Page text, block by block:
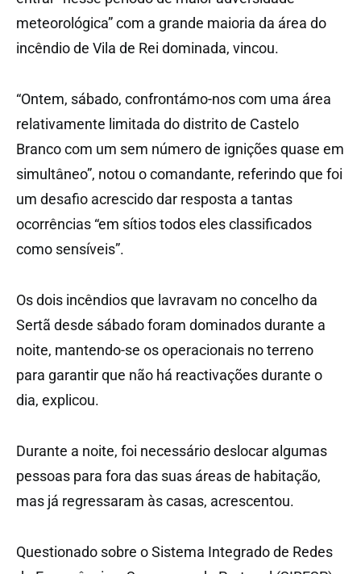
meteorológica” com a grande maioria da área do
incêndio de Vila de Rei dominada, vincou.
“Ontem, sábado, confrontámo-nos com uma área
relativamente limitada do distrito de Castelo
Branco com um sem número de ignições quase em
simultâneo”, notou o comandante, referindo que foi
um desafio acrescido dar resposta a tantas
ocorrências “em sítios todos eles classificados
como sensíveis”.
Os dois incêndios que lavravam no concelho da
Sertã desde sábado foram dominados durante a
noite, mantendo-se os operacionais no terreno
para garantir que não há reactivações durante o
dia, explicou.
Durante a noite, foi necessário deslocar algumas
pessoas para fora das suas áreas de habitação,
mas já regressaram às casas, acrescentou.
Questionado sobre o Sistema Integrado de Redes